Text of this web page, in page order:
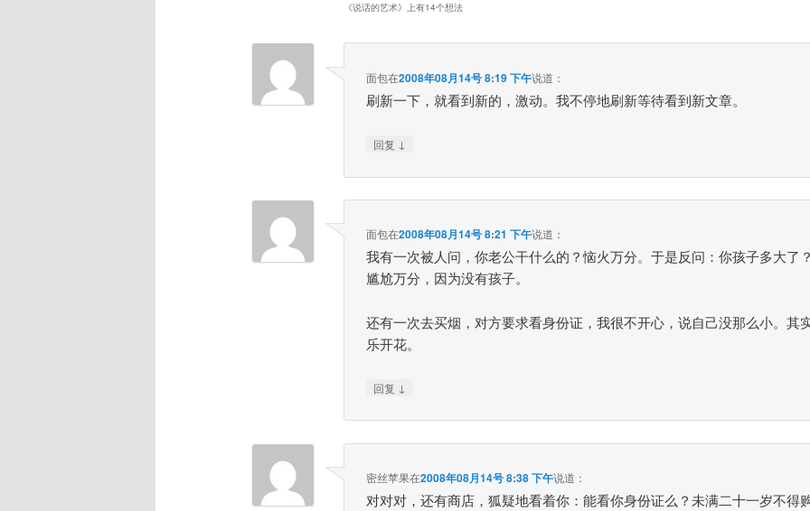
《说话的艺术》上有14个想法
面包在2008年08月14号 8:19 下午说道：
刷新一下，就看到新的，激动。我不停地刷新等待看到新文章。
回复 ↓
面包在2008年08月14号 8:21 下午说道：
我有一次被人问，你老公干什么的？恼火万分。于是反问：你孩子多大了
尴尬万分，因为没有孩子。
还有一次去买烟，对方要求看身份证，我很不开心，说自己没那么小。其
乐开花。
回复 ↓
密丝苹果在2008年08月14号 8:38 下午说道：
对对对，还有商店，狐疑地看着你：能看你身份证么？未满二十一岁不得